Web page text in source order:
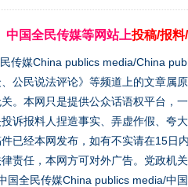
中国全民传媒等网站上投稿/报料
传媒China publics media/China
公民说法评论》等频道上的文章
。本网只是提供公众话语权平台，
诉报料人捏造事实、弄虚作假、夸
已经本网发布，如有不实请在15日
责任，本网方可对外广告。党政机
国全民传媒China publics media/中